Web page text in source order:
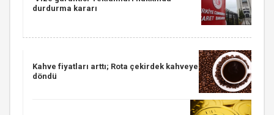
durdurma kararı
Kahve fiyatları arttı; Rota çekirdek kahveye
döndü